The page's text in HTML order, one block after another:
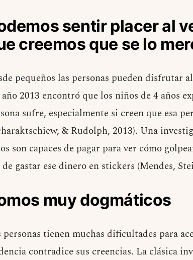
sentir placer al
creemos que se lo
pequeños las personas pueden disfrutar
2013 encontró que los niños de 4 años
sufre, especialmente si creen que esa
& Rudolph, 2013). Una
son capaces de pagar para ver cómo
de gastar ese dinero en stickers (Mendes,
muy dogmáticos
personas tienen muchas dificultades para
contradice sus creencias. La clásica